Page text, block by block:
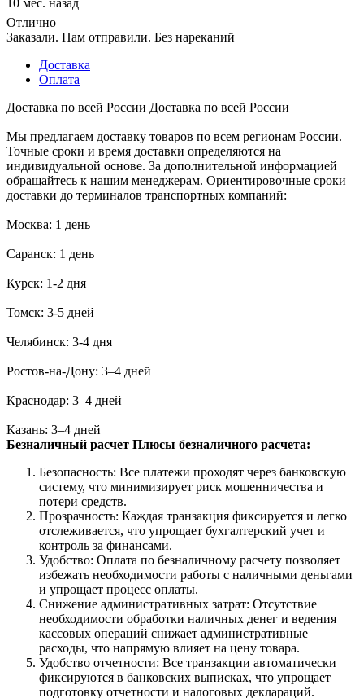
Отлично
Заказали. Нам отправили. Без нареканий
Доставка
Оплата
Доставка по всей России Доставка по всей России
Мы предлагаем доставку товаров по всем регионам России.
Точные сроки и время доставки определяются на
индивидуальной основе. За дополнительной информацией
обращайтесь к нашим менеджерам. Ориентировочные сроки
доставки до терминалов транспортных компаний:
Москва: 1 день
Саранск: 1 день
Курск: 1-2 дня
Томск: 3-5 дней
Челябинск: 3-4 дня
Ростов-на-Дону: 3–4 дней
Краснодар: 3–4 дней
Казань: 3–4 дней
Безналичный расчет Плюсы безналичного расчета:
Безопасность: Все платежи проходят через банковскую
систему, что минимизирует риск мошенничества и
потери средств.
Прозрачность: Каждая транзакция фиксируется и легко
отслеживается, что упрощает бухгалтерский учет и
контроль за финансами.
Удобство: Оплата по безналичному расчету позволяет
избежать необходимости работы с наличными деньгами
и упрощает процесс оплаты.
Снижение административных затрат: Отсутствие
необходимости обработки наличных денег и ведения
кассовых операций снижает административные
расходы, что напрямую влияет на цену товара.
Удобство отчетности: Все транзакции автоматически
фиксируются в банковских выписках, что упрощает
подготовку отчетности и налоговых деклараций.